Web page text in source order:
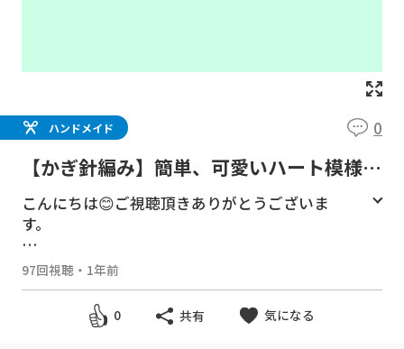
ハンドメイド 0
【かぎ針編み】簡単、可愛いハート模様巾
着の編み方
こんにちは😊ご視聴頂きありがとうございま
す。
◇◇◇◇◇◇◇◇◇◇◇
97回視聴 ・ 1年前
0 共有 気になる